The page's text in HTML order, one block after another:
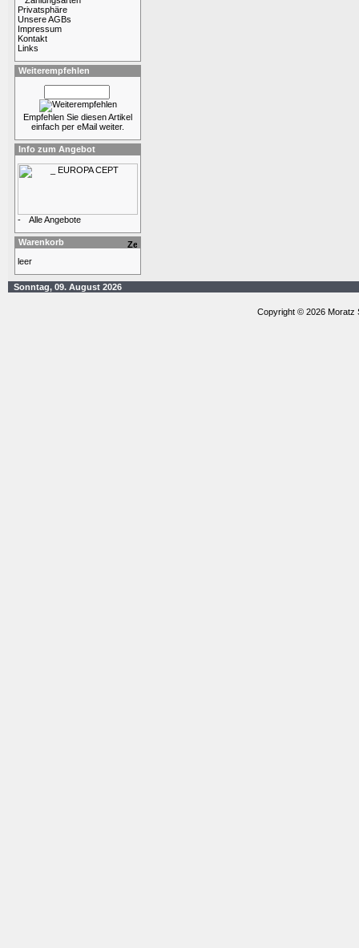
Privatsphäre
Unsere AGBs
Impressum
Kontakt
Links
Weiterempfehlen
Empfehlen Sie diesen Artikel
einfach per eMail weiter.
Info zum Angebot
- Alle Angebote
Warenkorb
leer
Sonntag, 09. August 2026
Copyright © 2026 Moratz